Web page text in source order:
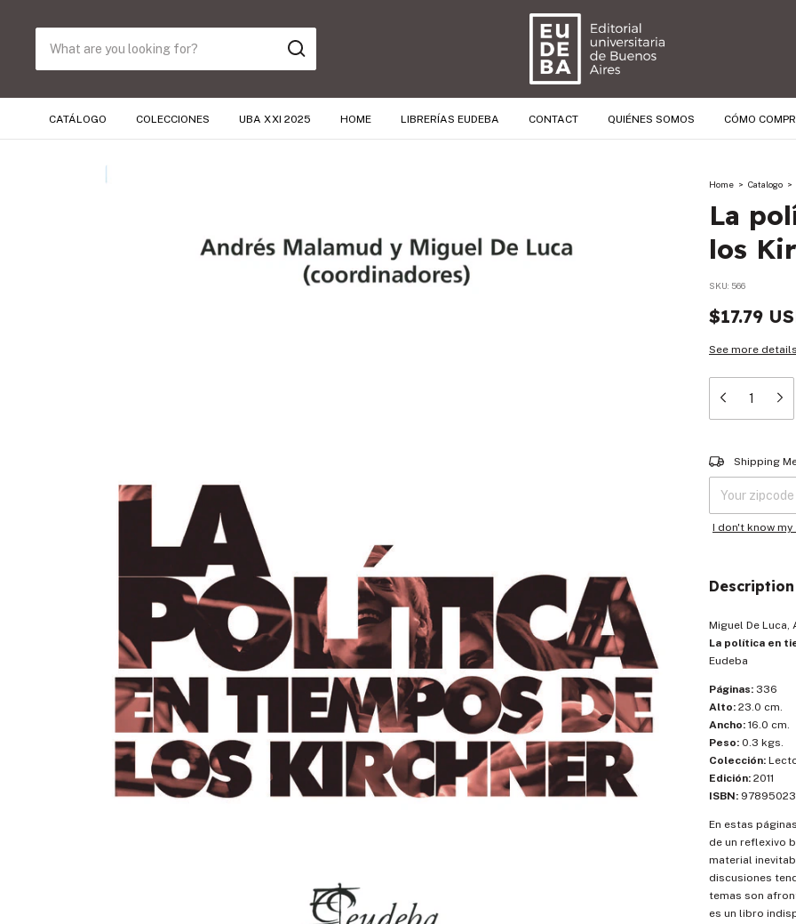
CATÁLOGO COLECCIONES UBA XXI 2025 HOME LIBRERÍAS EUDEBA CONTACT QUIÉNES SOMOS CÓMO
Home > Catalogo >
La
los
SKU: 566
$17.79
See more details
Shipping for
Shipping
I don't know
Description
Miguel De Luca,
La política en
Eudeba
Páginas: 336
Alto: 23.0 cm.
Ancho: 16.0 cm.
Peso: 0.3 kgs.
Colección:
Edición: 2011
ISBN:
En estas
de un reflexivo
material
discusiones
temas son
es un libro